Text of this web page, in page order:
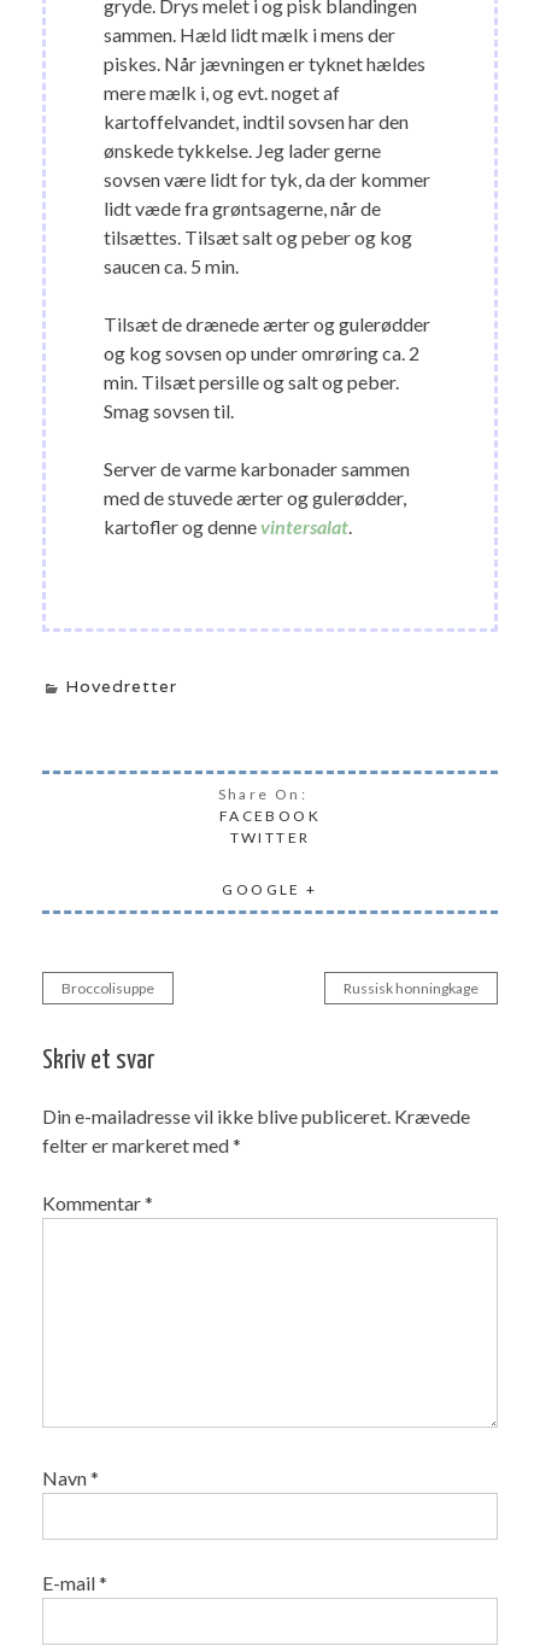
gryde. Drys melet i og pisk blandingen
sammen. Hæld lidt mælk i mens der
piskes. Når jævningen er tyknet hældes
mere mælk i, og evt. noget af
kartoffelvandet, indtil sovsen har den
ønskede tykkelse. Jeg lader gerne
sovsen være lidt for tyk, da der kommer
lidt væde fra grøntsagerne, når de
tilsættes. Tilsæt salt og peber og kog
saucen ca. 5 min.
Tilsæt de drænede ærter og gulerødder
og kog sovsen op under omrøring ca. 2
min. Tilsæt persille og salt og peber.
Smag sovsen til.
Server de varme karbonader sammen
med de stuvede ærter og gulerødder,
kartofler og dennevintersalat.
Hovedretter
Share On:
FACEBOOK
TWITTER
GOOGLE +
Indlægsnavigation
Broccolisuppe Russisk honningkage
Skriv et svar
Din e-mailadresse vil ikke blive publiceret. Krævede
felter er markeret med*
Kommentar*
Navn*
E-mail*